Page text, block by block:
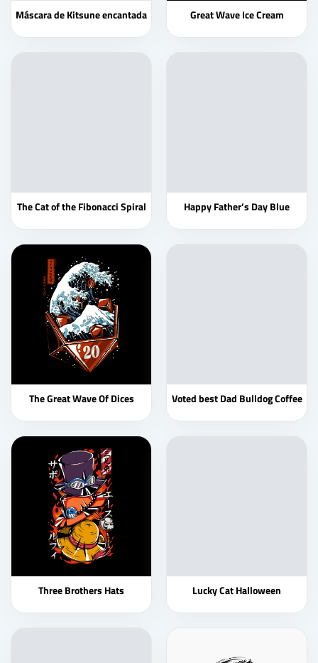
Máscara de Kitsune encantada Great Wave Ice Cream
The Cat of the Fibonacci Spiral Happy Father’s Day Blue
The Great Wave Of Dices Voted best Dad Bulldog Coffee
Three Brothers Hats Lucky Cat Halloween